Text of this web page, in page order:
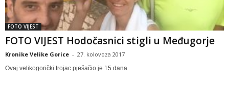
FOTO VIJEST
FOTO VIJEST Hodočasnici stigli u Međugorje
Kronike Velike Gorice - 27. kolovoza 2017
Ovaj velikogorički trojac pješačio je 15 dana